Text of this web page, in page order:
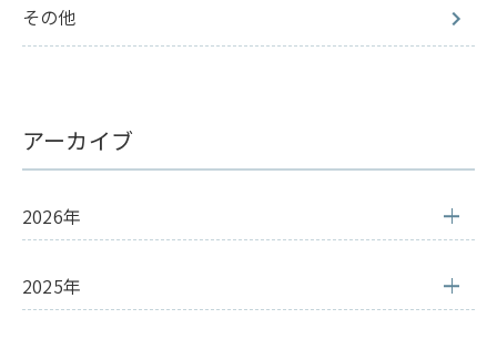
その他
アーカイブ
2026年
2025年